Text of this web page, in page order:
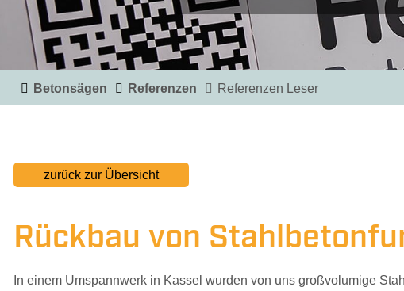
Betonsägen Referenzen Referenzen Leser
zurück zur Übersicht
Rückbau von
In einem Umspannwerk in Kassel wurden von uns großvolumige